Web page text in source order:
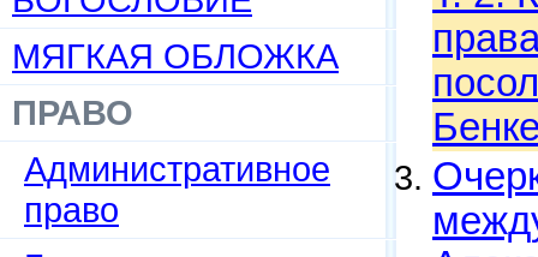
МЯГКАЯ ОБЛОЖКА
ПРАВО
Административное
право